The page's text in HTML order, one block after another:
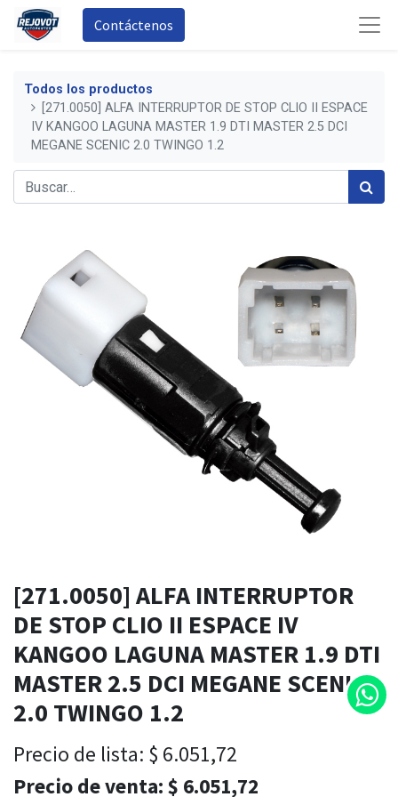
Contáctenos
Todos los productos
[271.0050] ALFA INTERRUPTOR DE STOP CLIO II ESPACE
IV KANGOO LAGUNA MASTER 1.9 DTI MASTER 2.5 DCI
MEGANE SCENIC 2.0 TWINGO 1.2
[271.0050] ALFA INTERRUPTOR
DE STOP CLIO II ESPACE IV
KANGOO LAGUNA MASTER 1.9 DTI
MASTER 2.5 DCI MEGANE SCENIC
2.0 TWINGO 1.2
Precio de lista: $ 6.051,72
Precio de venta: $ 6.051,72